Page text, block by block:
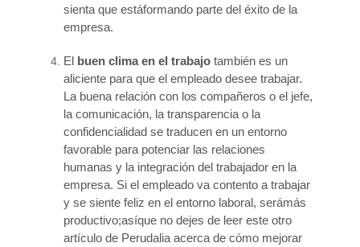
sienta que estáformando parte del éxito de la
empresa.
El buen clima en el trabajo también es un
aliciente para que el empleado desee trabajar.
La buena relación con los compañeros o el jefe,
la comunicación, la transparencia o la
confidencialidad se traducen en un entorno
favorable para potenciar las relaciones
humanas y la integración del trabajador en la
empresa. Si el empleado va contento a trabajar
y se siente feliz en el entorno laboral, serámás
productivo;asíque no dejes de leer este otro
artículo de Perudalia acerca de cómo mejorar